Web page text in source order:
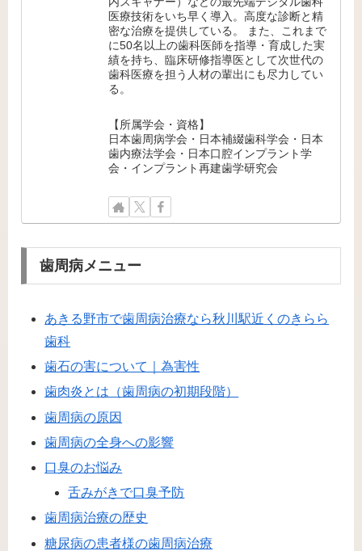
医療技術をいち早く導入。高度な診断と精
密な治療を提供している。 また、これまで
に50名以上の歯科医師を指導・育成した実
績を持ち、臨床研修指導医として次世代の
歯科医療を担う人材の輩出にも尽力してい
る。
【所属学会・資格】
日本歯周病学会・日本補綴歯科学会・日本
歯内療法学会・日本口腔インプラント学
会・インプラント再建歯学研究会
歯周病メニュー
あきる野市で歯周病治療なら秋川駅近くのきらら
歯科
歯石の害について｜為害性
歯肉炎とは（歯周病の初期段階）
歯周病の原因
歯周病の全身への影響
口臭のお悩み
舌みがきで口臭予防
歯周病治療の歴史
糖尿病の患者様の歯周病治療